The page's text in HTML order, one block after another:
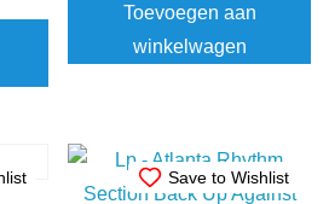
Toevoegen aan
winkelwagen
Save to Wishlist